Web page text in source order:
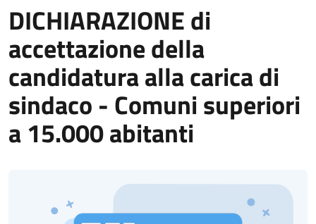
DICHIARAZIONE di
accettazione della
candidatura alla carica di
sindaco - Comuni superiori
a 15.000 abitanti